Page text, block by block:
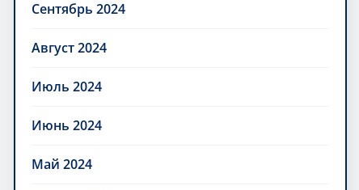
Сентябрь 2024
Август 2024
Июль 2024
Июнь 2024
Май 2024